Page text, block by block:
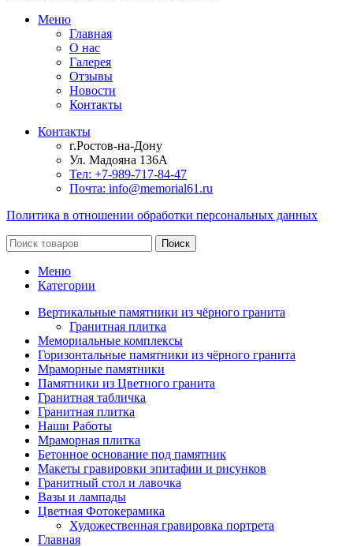
Меню
Главная
О нас
Галерея
Отзывы
Новости
Контакты
Контакты
г.Ростов-на-Дону
Ул. Мадояна 136А
Тел: +7-989-717-84-47
Почта: info@memorial61.ru
Политика в отношении обработки персональных данных
Поиск
Меню
Категории
Вертикальные памятники из чёрного гранита
Гранитная плитка
Мемориальные комплексы
Горизонтальные памятники из чёрного гранита
Мраморные памятники
Памятники из Цветного гранита
Гранитная табличка
Гранитная плитка
Наши Работы
Мраморная плитка
Бетонное основание под памятник
Макеты гравировки эпитафии и рисунков
Гранитный стол и лавочка
Вазы и лампады
Цветная Фотокерамика
Художественная гравировка портрета
Главная